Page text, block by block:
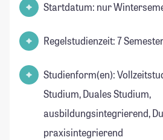
Startdatum: nur
Regelstudienzeit: 7
Studienform(en):
Studium, Duales Studium,
ausbildungsintegrierend,
praxisintegrierend